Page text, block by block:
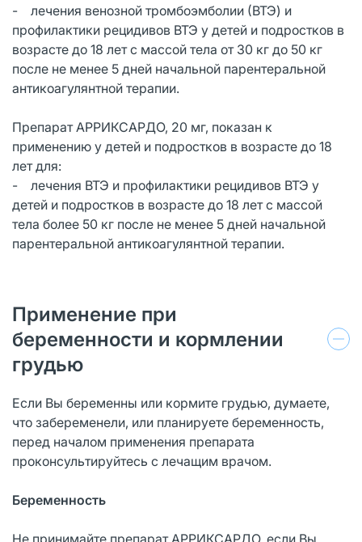
- лечения венозной тромбоэмболии (ВТЭ) и
профилактики рецидивов ВТЭ у детей и подростков в
возрасте до 18 лет с массой тела от 30 кг до 50 кг
после не менее 5 дней начальной парентеральной
антикоагулянтной терапии.
Препарат АРРИКСАРДО, 20 мг, показан к
применению у детей и подростков в возрасте до 18
лет для:
- лечения ВТЭ и профилактики рецидивов ВТЭ у
детей и подростков в возрасте до 18 лет с массой
тела более 50 кг после не менее 5 дней начальной
парентеральной антикоагулянтной терапии.
Применение при
беременности и кормлении
грудью
Если Вы беременны или кормите грудью, думаете,
что забеременели, или планируете беременность,
перед началом применения препарата
проконсультируйтесь с лечащим врачом.
Беременность
Не принимайте препарат АРРИКСАРДО, если Вы